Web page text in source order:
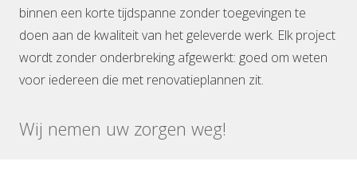
binnen een korte tijdspanne zonder toegevingen te
doen aan de kwaliteit van het geleverde werk. Elk project
wordt zonder onderbreking afgewerkt: goed om weten
voor iedereen die met renovatieplannen zit.
Wij nemen uw zorgen weg!